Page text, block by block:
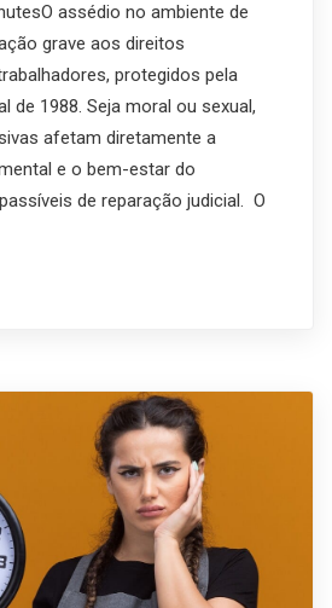
assédio no ambiente de
grave aos direitos
protegidos pela
de 1988. Seja moral ou sexual,
afetam diretamente a
e o bem-estar do
de reparação judicial. O